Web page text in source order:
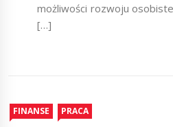
możliwości rozwoju
[…]
FINANSE PRACA